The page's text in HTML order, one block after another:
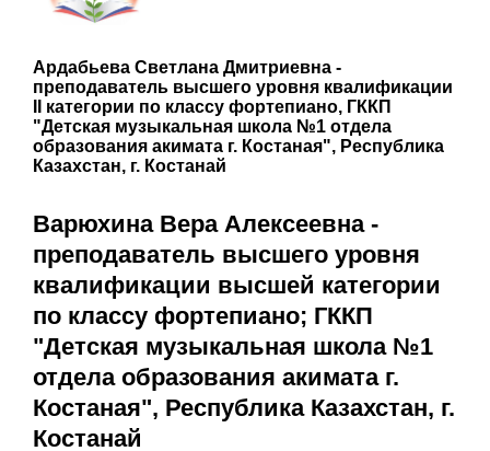
Ардабьева Светлана Дмитриевна -
преподаватель высшего уровня квалификации
II категории по классу фортепиано, ГККП
"Детская музыкальная школа №1 отдела
образования акимата г. Костаная", Республика
Казахстан, г. Костанай
Варюхина Вера Алексеевна -
преподаватель высшего уровня
квалификации высшей категории
по классу фортепиано; ГККП
"Детская музыкальная школа №1
отдела образования акимата г.
Костаная", Республика Казахстан, г.
Костанай